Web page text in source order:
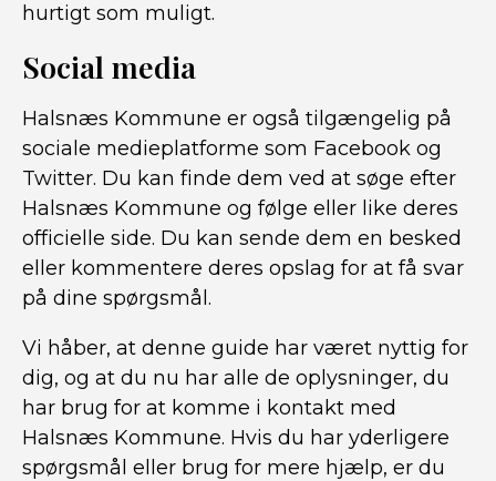
hurtigt som muligt.
Social media
Halsnæs Kommune er også tilgængelig på
sociale medieplatforme som Facebook og
Twitter. Du kan finde dem ved at søge efter
Halsnæs Kommune og følge eller like deres
officielle side. Du kan sende dem en besked
eller kommentere deres opslag for at få svar
på dine spørgsmål.
Vi håber, at denne guide har været nyttig for
dig, og at du nu har alle de oplysninger, du
har brug for at komme i kontakt med
Halsnæs Kommune. Hvis du har yderligere
spørgsmål eller brug for mere hjælp, er du